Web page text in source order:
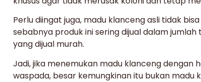
Perlu diingat juga, madu klanceng asli tidak
sebabnya produk ini sering dijual dalam
yang dijual murah.
Jadi, jika menemukan madu klanceng dengan
waspada, besar kemungkinan itu bukan madu